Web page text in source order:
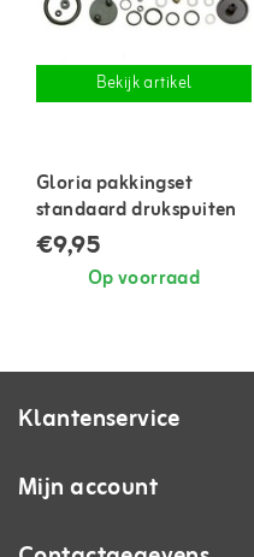
Bekijk artikel
Gloria pakkingset
standaard drukspuiten
€9,95
Op voorraad
Klantenservice
Mijn account